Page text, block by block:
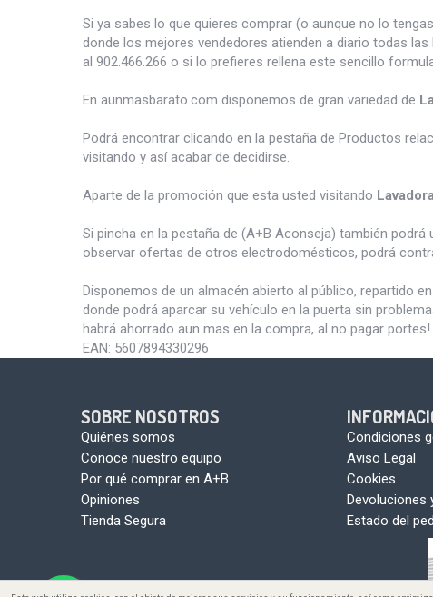
Si ya sabes lo que quieres comprar (o aunque no lo
donde los mejores vendedores atienden a diario todas
al 902.466.266 o si lo prefieres rellena este sencillo
En aunmasbarato.com disponemos de gran variedad de
Podrá encontrar clicando en la pestaña de Productos
visitando y así acabar de decidirse.
Aparte de la promoción que esta usted visitando
Si pincha en la pestaña de (A+B Aconseja) también
observar ofertas de otros electrodomésticos, podrá
Disponemos de un almacén abierto al público, repartido
donde podrá aparcar su vehículo en la puerta sin
habrá ahorrado aun mas en la compra, al no pagar portes!
EAN: 5607894330296
SOBRE NOSOTROS
Quiénes somos
Conoce nuestro equipo
Por qué comprar en A+B
Opiniones
Tienda Segura
Condiciones
Aviso Legal
Cookies
Devoluciones
Estado del